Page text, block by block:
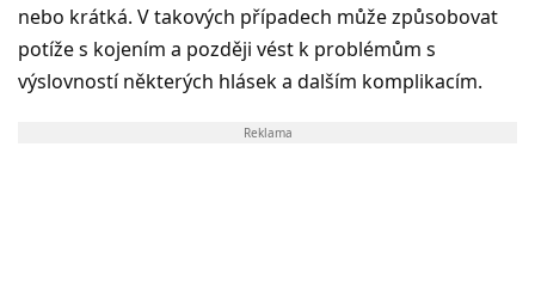
nebo krátká. V takových případech může způsobovat
potíže s kojením a později vést k problémům s
výslovností některých hlásek a dalším komplikacím.
Reklama